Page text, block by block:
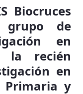
Biocruces
grupo de
en
la recién
en
Primaria y